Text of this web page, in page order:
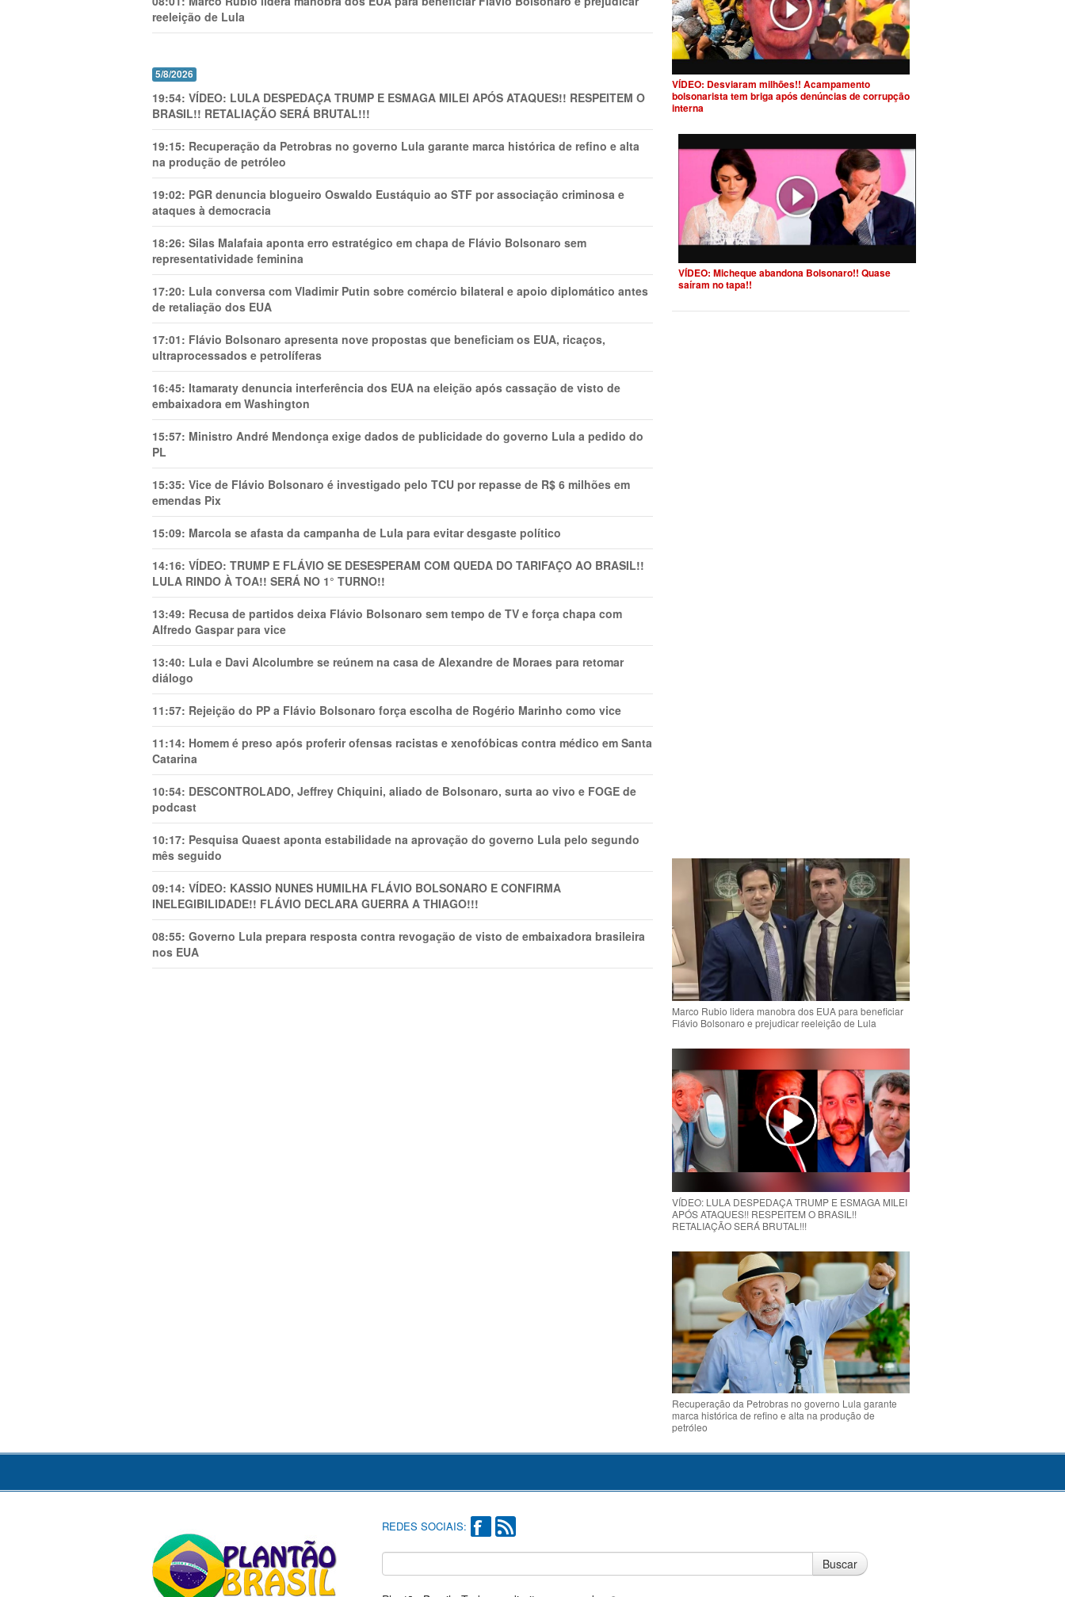
reeleição de Lula
5/8/2026
19:54: VÍDEO: LULA DESPEDAÇA TRUMP E ESMAGA MILEI APÓS ATAQUES!! RESPEITEM O
BRASIL!! RETALIAÇÃO SERÁ BRUTAL!!!
19:15: Recuperação da Petrobras no governo Lula garante marca histórica de refino e alta
na produção de petróleo
19:02: PGR denuncia blogueiro Oswaldo Eustáquio ao STF por associação criminosa e
ataques à democracia
18:26: Silas Malafaia aponta erro estratégico em chapa de Flávio Bolsonaro sem
representatividade feminina
17:20: Lula conversa com Vladimir Putin sobre comércio bilateral e apoio diplomático antes
de retaliação dos EUA
17:01: Flávio Bolsonaro apresenta nove propostas que beneficiam os EUA, ricaços,
ultraprocessados e petrolíferas
16:45: Itamaraty denuncia interferência dos EUA na eleição após cassação de visto de
embaixadora em Washington
15:57: Ministro André Mendonça exige dados de publicidade do governo Lula a pedido do
PL
15:35: Vice de Flávio Bolsonaro é investigado pelo TCU por repasse de R$ 6 milhões em
emendas Pix
15:09: Marcola se afasta da campanha de Lula para evitar desgaste político
14:16: VÍDEO: TRUMP E FLÁVIO SE DESESPERAM COM QUEDA DO TARIFAÇO AO BRASIL!!
LULA RINDO À TOA!! SERÁ NO 1° TURNO!!
13:49: Recusa de partidos deixa Flávio Bolsonaro sem tempo de TV e força chapa com
Alfredo Gaspar para vice
13:40: Lula e Davi Alcolumbre se reúnem na casa de Alexandre de Moraes para retomar
diálogo
11:57: Rejeição do PP a Flávio Bolsonaro força escolha de Rogério Marinho como vice
11:14: Homem é preso após proferir ofensas racistas e xenofóbicas contra médico em Santa
Catarina
10:54: DESCONTROLADO, Jeffrey Chiquini, aliado de Bolsonaro, surta ao vivo e FOGE de
podcast
10:17: Pesquisa Quaest aponta estabilidade na aprovação do governo Lula pelo segundo
mês seguido
09:14: VÍDEO: KASSIO NUNES HUMlLHA FLÁVIO BOLSONARO E CONFIRMA
INELEGIBILIDADE!! FLÁVIO DECLARA GUERRA A THIAGO!!!
08:55: Governo Lula prepara resposta contra revogação de visto de embaixadora brasileira
nos EUA
VÍDEO: Desviaram milhões!! Acampamento
bolsonarista tem briga após denúncias de corrupção
interna
VÍDEO: Micheque abandona Bolsonaro!! Quase
saíram no tapa!!
Marco Rubio lidera manobra dos EUA para beneficiar
Flávio Bolsonaro e prejudicar reeleição de Lula
VÍDEO: LULA DESPEDAÇA TRUMP E ESMAGA MILEI
APÓS ATAQUES!! RESPEITEM O BRASIL!!
RETALIAÇÃO SERÁ BRUTAL!!!
Recuperação da Petrobras no governo Lula garante
marca histórica de refino e alta na produção de
petróleo
REDES SOCIAIS:
Buscar